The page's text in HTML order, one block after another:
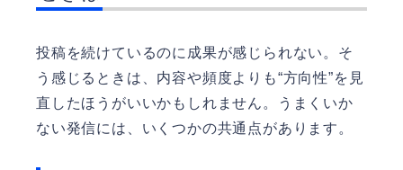
投稿を続けているのに成果が感じられない。そ
う感じるときは、内容や頻度よりも“方向性”を見
直したほうがいいかもしれません。うまくいか
ない発信には、いくつかの共通点があります。